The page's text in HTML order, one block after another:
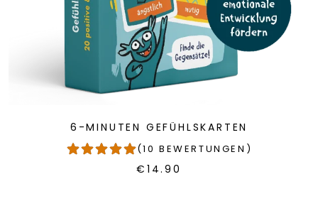
6-MINUTEN GEFÜHLSKARTEN
(10 BEWERTUNGEN)
€14.90